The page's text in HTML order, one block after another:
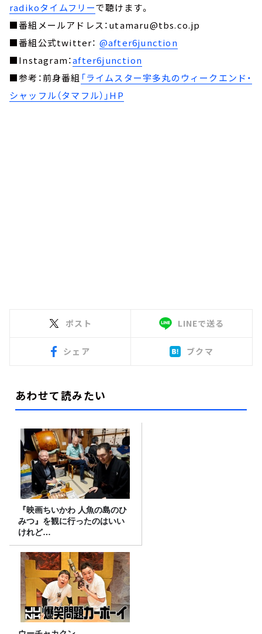
radikoタイムフリーで聴けます。
■番組メールアドレス：utamaru@tbs.co.jp
■番組公式twitter： @after6junction
■Instagram：after6junction
■参考：前身番組 「ライムスター宇多丸のウィークエンド・
シャッフル（タマフル）」HP
ポスト LINEで送る
シェア ブクマ
あわせて読みたい
『映画ちいかわ 人魚の島のひ
みつ』を観に行ったのはいい
けれど…